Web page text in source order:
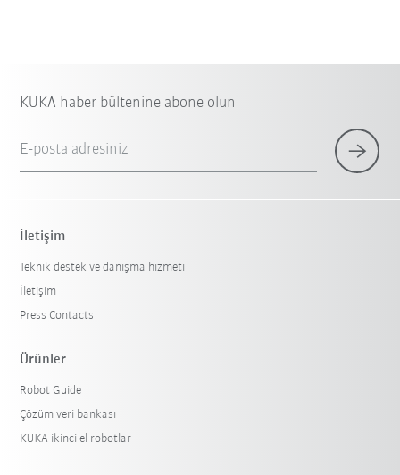
KUKA haber bültenine abone olun
E-posta adresiniz
İletişim
Teknik destek ve danışma hizmeti
İletişim
Press Contacts
Ürünler
Robot Guide
Çözüm veri bankası
KUKA ikinci el robotlar